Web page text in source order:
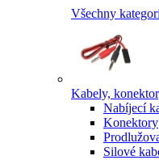
Všechny
Kabely,
Nabíjecí
Konektory
Silové